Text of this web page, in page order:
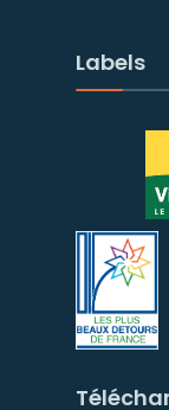
Labels